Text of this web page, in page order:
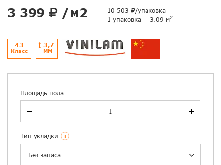
3 399 /м2 10 503
/упаковка
1 упаковка = 3.09 м2
43
Класс
3,7
ММ
Площадь пола
Тип укладки i
Без запаса